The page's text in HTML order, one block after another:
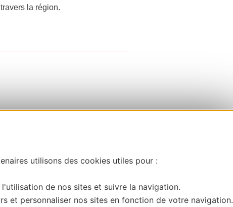
utilisons des cookies utiles pour :
de nos sites et suivre la navigation.
et personnaliser nos sites en fonction de votre navigation.
la région.